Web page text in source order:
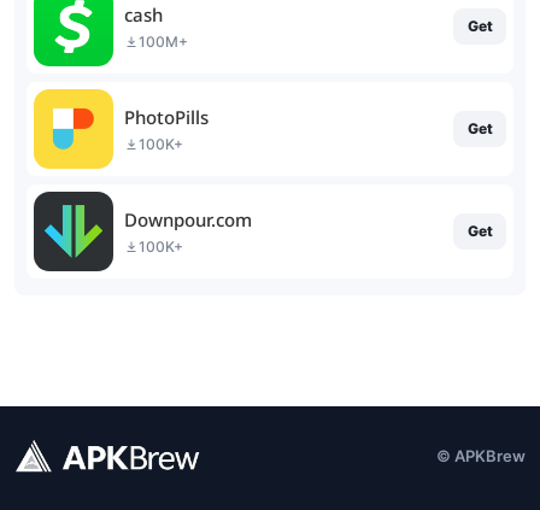
cash
100M+
Get
PhotoPills
100K+
Get
Downpour.com
100K+
Get
© APKBrew